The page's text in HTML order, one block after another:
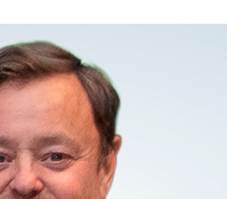
28/07/2026